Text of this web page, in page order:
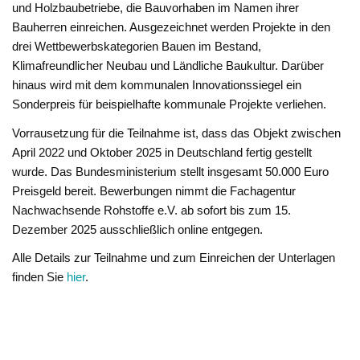
und Holzbaubetriebe, die Bauvorhaben im Namen ihrer
Bauherren einreichen. Ausgezeichnet werden Projekte in den
drei Wettbewerbskategorien Bauen im Bestand,
Klimafreundlicher Neubau und Ländliche Baukultur. Darüber
hinaus wird mit dem kommunalen Innovationssiegel ein
Sonderpreis für beispielhafte kommunale Projekte verliehen.
Vorrausetzung für die Teilnahme ist, dass das Objekt zwischen
April 2022 und Oktober 2025 in Deutschland fertig gestellt
wurde. Das Bundesministerium stellt insgesamt 50.000 Euro
Preisgeld bereit. Bewerbungen nimmt die Fachagentur
Nachwachsende Rohstoffe e.V. ab sofort bis zum 15.
Dezember 2025 ausschließlich online entgegen.
Alle Details zur Teilnahme und zum Einreichen der Unterlagen
finden Sie hier.